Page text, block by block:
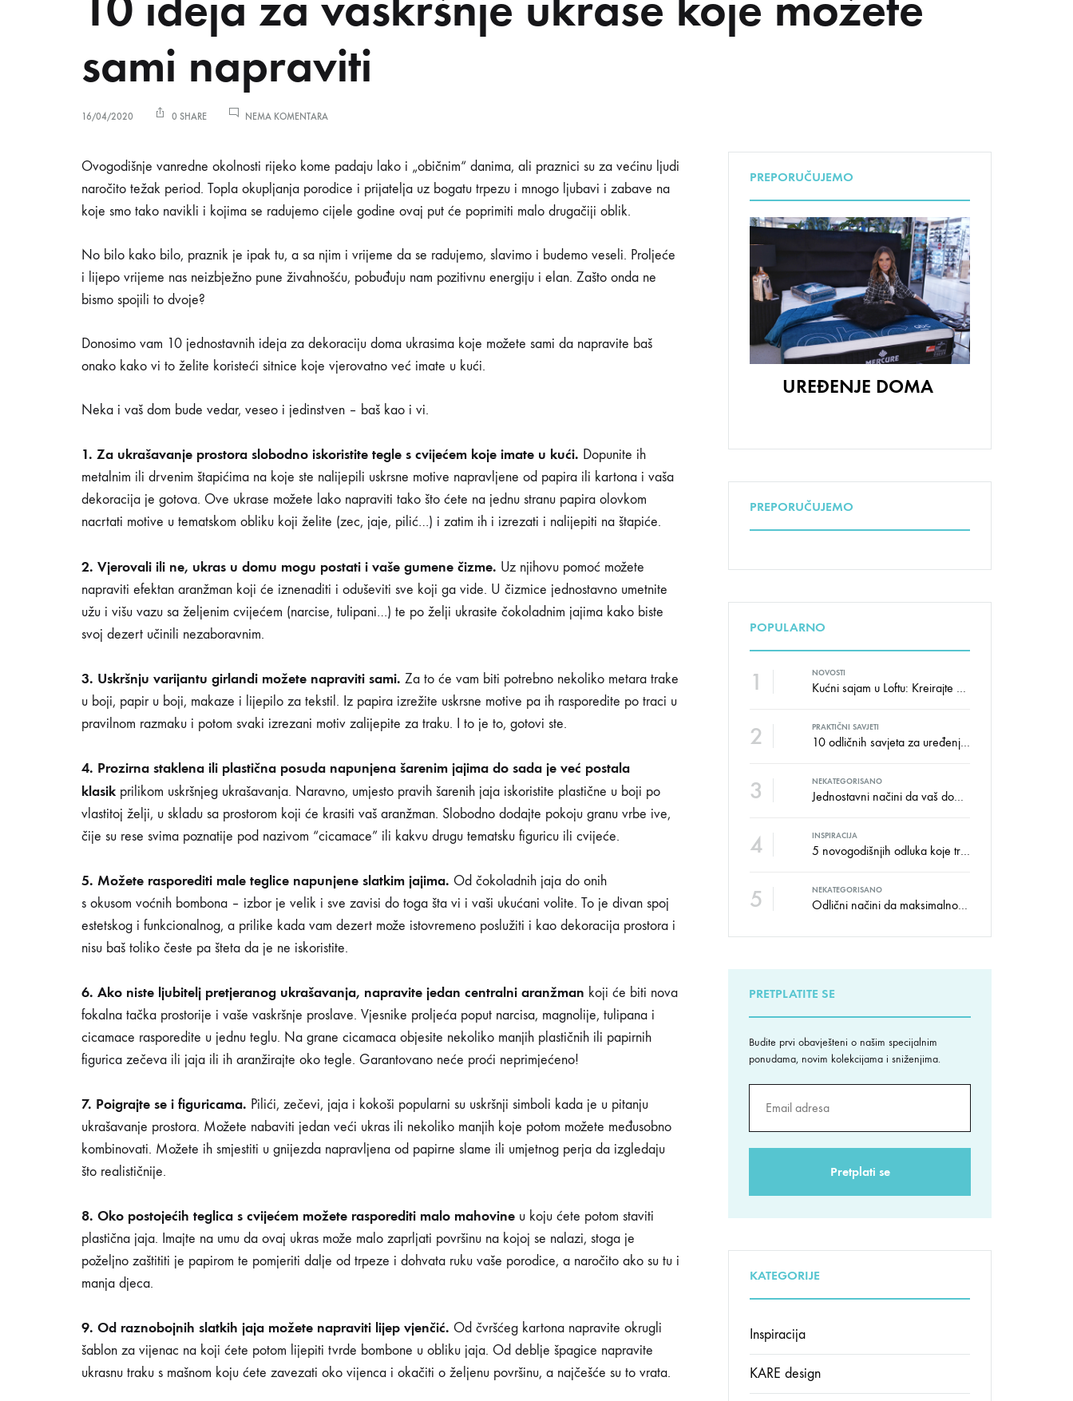
NOVOSTI INSPIRACIJA PRAKTIČNI SAVJETI PONUDA
sami napraviti
16/04/2020 0 SHARE NEMA KOMENTARANA
VASKRŠNJE
UKRASE
KOJE
MOŽETE
10
ideja
za
vaskršnje
ukrase
koje
možete
sami
napraviti
16/04/2020
SHARE
KOMENTARA
10
IDEJA
VASKRŠNJE
MOŽETE
SAMI
NAPRAVITI
Ovogodišnje vanredne okolnosti rijeko kome padaju lako i „običnim“ danima, ali praznici su za većinu ljudi
naročito težak period. Topla okupljanja porodice i prijatelja uz bogatu trpezu i mnogo ljubavi i zabave na
koje smo tako navikli i kojima se radujemo cijele godine ovaj put će poprimiti malo drugačiji oblik.
No bilo kako bilo, praznik je ipak tu, a sa njim i vrijeme da se radujemo, slavimo i budemo veseli. Proljeće
i lijepo vrijeme nas neizbježno pune živahnošću, pobuđuju nam pozitivnu energiju i elan. Zašto onda ne
bismo spojili to dvoje?
Donosimo vam 10 jednostavnih ideja za dekoraciju doma ukrasima koje možete sami da napravite baš
onako kako vi to želite koristeći sitnice koje vjerovatno već imate u kući.
Neka i vaš dom bude vedar, veseo i jedinstven – baš kao i vi.
1. Za ukrašavanje prostora slobodno iskoristite tegle s cvijećem koje imate u kući. Dopunite ih
metalnim ili drvenim štapićima na koje ste nalijepili uskrsne motive napravljene od papira ili kartona i vaša
dekoracija je gotova. Ove ukrase možete lako napraviti tako što ćete na jednu stranu papira olovkom
nacrtati motive u tematskom obliku koji želite (zec, jaje, pilić…) i zatim ih i izrezati i nalijepiti na štapiće.
2. Vjerovali ili ne, ukras u domu mogu postati i vaše gumene čizme. Uz njihovu pomoć možete
napraviti efektan aranžman koji će iznenaditi i oduševiti sve koji ga vide. U čizmice jednostavno umetnite
užu i višu vazu sa željenim cvijećem (narcise, tulipani…) te po želji ukrasite čokoladnim jajima kako biste
svoj dezert učinili nezaboravnim.
3. Uskršnju varijantu girlandi možete napraviti sami. Za to će vam biti potrebno nekoliko metara trake
u boji, papir u boji, makaze i lijepilo za tekstil. Iz papira izrežite uskrsne motive pa ih rasporedite po traci u
pravilnom razmaku i potom svaki izrezani motiv zalijepite za traku. I to je to, gotovi ste.
4. Prozirna staklena ili plastična posuda napunjena šarenim jajima do sada je već postala
klasik prilikom uskršnjeg ukrašavanja. Naravno, umjesto pravih šarenih jaja iskoristite plastične u boji po
vlastitoj želji, u skladu sa prostorom koji će krasiti vaš aranžman. Slobodno dodajte pokoju granu vrbe ive,
čije su rese svima poznatije pod nazivom “cicamace” ili kakvu drugu tematsku figuricu ili cvijeće.
5. Možete rasporediti male teglice napunjene slatkim jajima. Od čokoladnih jaja do onih
s okusom voćnih bombona – izbor je velik i sve zavisi do toga šta vi i vaši ukućani volite. To je divan spoj
estetskog i funkcionalnog, a prilike kada vam dezert može istovremeno poslužiti i kao dekoracija prostora i
nisu baš toliko česte pa šteta da je ne iskoristite.
6. Ako niste ljubitelj pretjeranog ukrašavanja, napravite jedan centralni aranžman koji će biti nova
fokalna tačka prostorije i vaše vaskršnje proslave. Vjesnike proljeća poput narcisa, magnolije, tulipana i
cicamace rasporedite u jednu teglu. Na grane cicamaca objesite nekoliko manjih plastičnih ili papirnih
figurica zečeva ili jaja ili ih aranžirajte oko tegle. Garantovano neće proći neprimjećeno!
7. Poigrajte se i figuricama. Pilići, zečevi, jaja i kokoši popularni su uskršnji simboli kada je u pitanju
ukrašavanje prostora. Možete nabaviti jedan veći ukras ili nekoliko manjih koje potom možete međusobno
kombinovati. Možete ih smjestiti u gnijezda napravljena od papirne slame ili umjetnog perja da izgledaju
što realističnije.
8. Oko postojećih teglica s cvijećem možete rasporediti malo mahovine u koju ćete potom staviti
plastična jaja. Imajte na umu da ovaj ukras može malo zaprljati površinu na kojoj se nalazi, stoga je
poželjno zaštititi je papirom te pomjeriti dalje od trpeze i dohvata ruku vaše porodice, a naročito ako su tu i
manja djeca.
9. Od raznobojnih slatkih jaja možete napraviti lijep vjenčić. Od čvršćeg kartona napravite okrugli
šablon za vijenac na koji ćete potom lijepiti tvrde bombone u obliku jaja. Od deblje špagice napravite
ukrasnu traku s mašnom koju ćete zavezati oko vijenca i okačiti o željenu površinu, a najčešće su to vrata.
PREPORUČUJEMO
UREĐENJE DOMA
PREPORUČUJEMO
POPULARNO
1 NOVOSTI
Kućni sajam u Loftu: Kreirajte dom sa stilom i udobnošću uz velike uštede!
2 PRAKTIČNI SAVJETI
10 odličnih savjeta za uređenje dječije sobe
3 NEKATEGORISANO
Jednostavni načini da vaš dom izgleda kao salon namještaja
4 INSPIRACIJA
5 novogodišnjih odluka koje trebate donijeti u vezi izgleda doma
5 NEKATEGORISANO
Odlični načini da maksimalno iskoristite male prostore
PRETPLATITE SE
Budite prvi obavješteni o našim specijalnim
ponudama, novim kolekcijama i sniženjima.
KATEGORIJE
Inspiracija
KARE design